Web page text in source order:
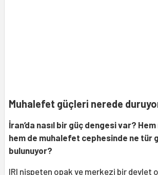
Muhalefet güçleri nerede
İran’da nasıl bir güç dengesi var?
hem de muhalefet cephesinde ne tür
bulunuyor?
IRI nispeten opak ve merkezi bir devlet